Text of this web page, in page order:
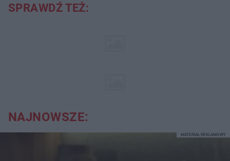
SPRAWDŹ TEŻ:
NAJNOWSZE:
MATERIAŁ REKLAMOWY